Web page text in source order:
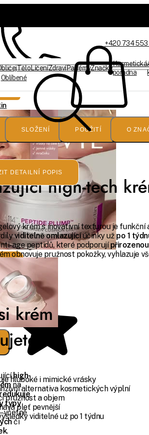
+420 734
Oblíbené
TěloLíčeníZdravíParfémyZnačky
Kosmetická
poradna
high-
na
typy
včetně
či
.
SLOŽENÍ POUŽITÍ O
DETAILNÍ POPIS
high-tech
krém s inovativní texturou je
viditelně omlazujícíúčinky už po 1
age peptidů, které podporují
obnovuje pružnost pokožky, vyhlazuje
krém
hluboké i mimické vrásky
alternativa kosmetických výplní
pružnost a objem
pleť pevnější
viditelné už po 1 týdnu